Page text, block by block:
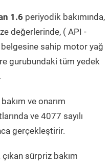
1.6 periyodik bakımında,
değerlerinde, ( API -
sahip motor yağ
gurubundaki tüm yedek
ve onarım
ve 4077 sayılı
gerçekleştirir.
sürpriz bakım